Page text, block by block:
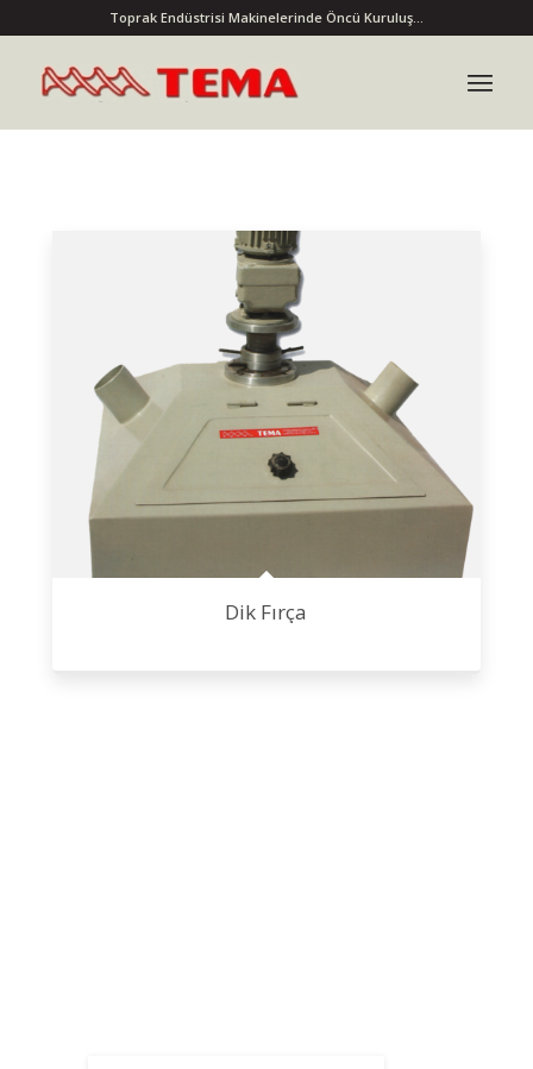
Toprak Endüstrisi Makinelerinde Öncü Kuruluş...
Dik Fırça